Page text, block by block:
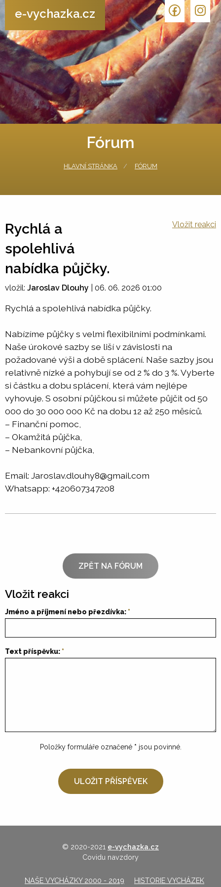
e-vychazka.cz
Fórum
HLAVNÍ STRÁNKA FÓRUM
Rychlá a
spolehlivá
nabídka půjčky.
Vložit reakci
vložil: Jaroslav Dlouhy 06. 06. 2026 01:00
Rychlá a spolehlivá nabídka půjčky.
Nabízíme půjčky s velmi flexibilními podmínkami.
Naše úrokové sazby se liší v závislosti na
požadované výši a době splácení. Naše sazby jsou
relativně nízké a pohybují se od 2 % do 3 %. Vyberte
si částku a dobu splácení, která vám nejlépe
vyhovuje. S osobní půjčkou si můžete půjčit od 50
000 do 30 000 000 Kč na dobu 12 až 250 měsíců.
– Finanční pomoc,
– Okamžitá půjčka,
– Nebankovní půjčka,
Email: Jaroslav.dlouhy8@gmail.com
Whatsapp: +420607347208
ZPĚT NA FÓRUM
Vložit reakci
Jméno a příjmení nebo přezdívka:
Text příspěvku:
Položky formuláře označené * jsou povinné.
© 2020-2021 e-vychazka.cz
Covidu navzdory
NAŠE VYCHÁZKY 2000 - 2019 HISTORIE VYCHÁZEK